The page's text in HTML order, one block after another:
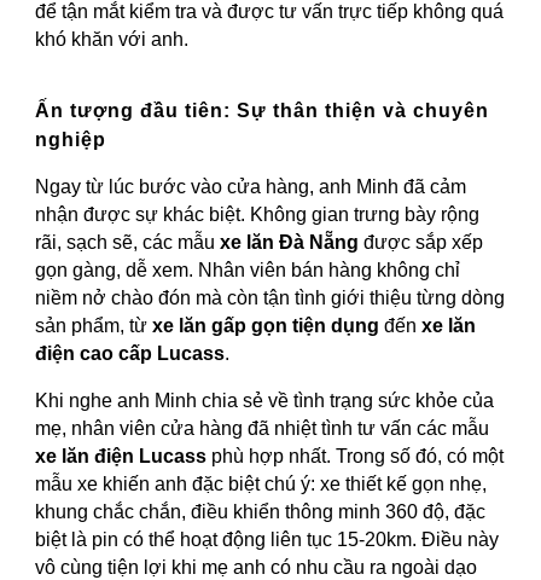
để tận mắt kiểm tra và được tư vấn trực tiếp không quá
khó khăn với anh.
Ấn tượng đầu tiên: Sự thân thiện và chuyên
nghiệp
Ngay từ lúc bước vào cửa hàng, anh Minh đã cảm
nhận được sự khác biệt. Không gian trưng bày rộng
rãi, sạch sẽ, các mẫuxe lăn Đà Nẵng được sắp xếp
gọn gàng, dễ xem. Nhân viên bán hàng không chỉ
niềm nở chào đón mà còn tận tình giới thiệu từng dòng
sản phẩm, từxe lăn gấp gọn tiện dụng đếnxe lăn
điện cao cấp Lucass.
Khi nghe anh Minh chia sẻ về tình trạng sức khỏe của
mẹ, nhân viên cửa hàng đã nhiệt tình tư vấn các mẫu
xe lăn điện Lucass phù hợp nhất. Trong số đó, có một
mẫu xe khiến anh đặc biệt chú ý: xe thiết kế gọn nhẹ,
khung chắc chắn, điều khiển thông minh 360 độ, đặc
biệt là pin có thể hoạt động liên tục 15-20km. Điều này
vô cùng tiện lợi khi mẹ anh có nhu cầu ra ngoài dạo